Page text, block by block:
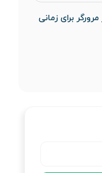
برای زمانی